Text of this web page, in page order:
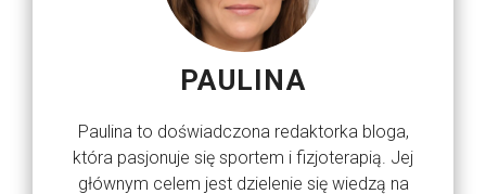
PAULINA
Paulina to doświadczona redaktorka bloga,
która pasjonuje się sportem i fizjoterapią. Jej
głównym celem jest dzielenie się wiedzą na